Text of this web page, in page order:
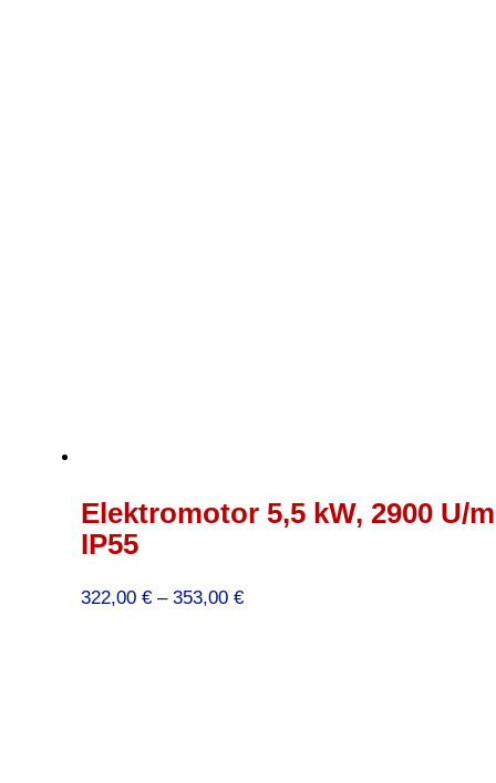
Elektromotor 5,5 kW, 2900 U/
IP55
322,00 € – 353,00 €Preisspanne: